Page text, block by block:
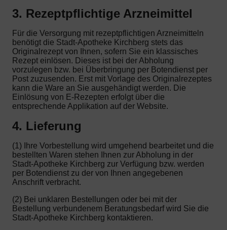
3. Rezeptpflichtige Arzneimittel
Für die Versorgung mit rezeptpflichtigen Arzneimitteln
benötigt die Stadt-Apotheke Kirchberg stets das
Originalrezept von Ihnen, sofern Sie ein klassisches
Rezept einlösen. Dieses ist bei der Abholung
vorzulegen bzw. bei Überbringung per Botendienst per
Post zuzusenden. Erst mit Vorlage des Originalrezeptes
kann die Ware an Sie ausgehändigt werden. Die
Einlösung von E-Rezepten erfolgt über die
entsprechende Applikation auf der Website.
4. Lieferung
(1) Ihre Vorbestellung wird umgehend bearbeitet und die
bestellten Waren stehen Ihnen zur Abholung in der
Stadt-Apotheke Kirchberg zur Verfügung bzw. werden
per Botendienst zu der von Ihnen angegebenen
Anschrift verbracht.
(2) Bei unklaren Bestellungen oder bei mit der
Bestellung verbundenem Beratungsbedarf wird Sie die
Stadt-Apotheke Kirchberg kontaktieren.